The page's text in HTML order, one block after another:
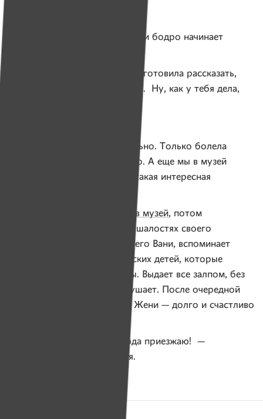
А Женя уже сидит возле Иры и бодро начинает
Я тебе столько всего подготовила рассказать,
скучно не будет, обещаю. Ну, как у тебя дела,
У меня тоже все нормально. Только болела
в последнее время много. А еще мы в музей
ходили. С этим музеем такая интересная
поход в музей, потом
переключается на рассказ о шалостях своего
младшего брата — трехлетнего Вани, вспоминает
своего кота и рыбок, соседских детей, которые
вырвали все цветы с клумбы. Выдает все залпом, без
остановки, а Ира жадно слушает. После очередной
смешной истории из жизни Жени — долго и счастливо
— Вот! Вот ради этого я сюда приезжаю! —
поворачивается к нам Женя.